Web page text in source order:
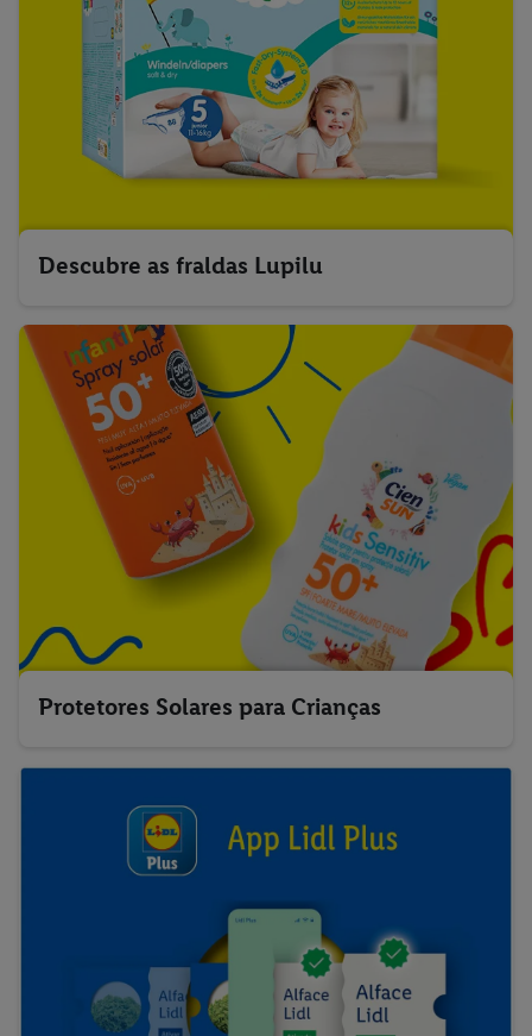
Descubre as fraldas Lupilu
Protetores Solares para Crianças